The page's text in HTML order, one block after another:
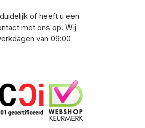
of heeft u een
met ons op. Wij
van 09:00